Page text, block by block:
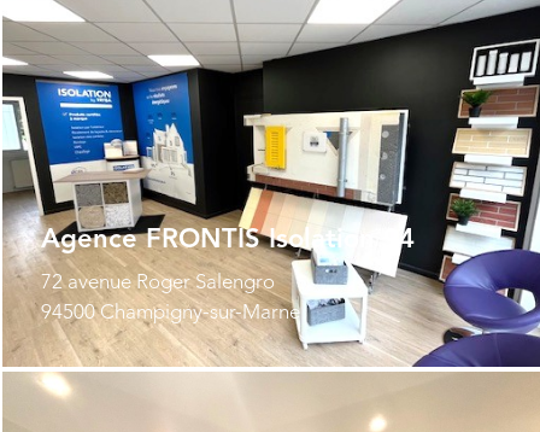
Agence FRONTIS Isolation 94
72 avenue Roger Salengro
94500 Champigny-sur-Marne